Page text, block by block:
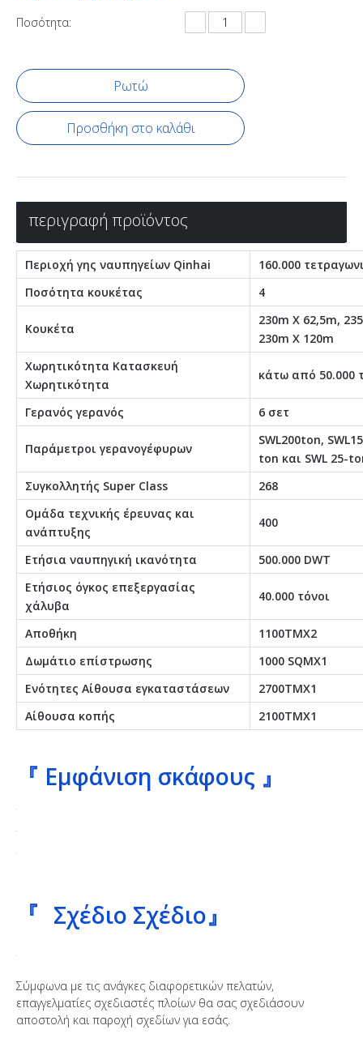
Ποσότητα:
Ρωτώ
Προσθήκη στο καλάθι
περιγραφή προϊόντος
Περιοχή γης ναυπηγείων Qinhai
160.000
Ποσότητα κουκέτας
4
Κουκέτα
230m X 62,5m,
230m X 120m
Χωρητικότητα Κατασκευή
Χωρητικότητα
κάτω από 50.000
Γερανός γερανός 6 σετ
Παράμετροι γερανογέφυρων
SWL200ton,
ton και SWL 25-
Συγκολλητής Super Class
268
Ομάδα τεχνικής έρευνας και
ανάπτυξης
400
Ετήσια ναυπηγική ικανότητα
500.000 DWT
Ετήσιος όγκος επεξεργασίας
χάλυβα
40.000 τόνοι
Αποθήκη
1100ΤΜΧ2
Δωμάτιο επίστρωσης
1000 SQMX1
Ενότητες Αίθουσα εγκαταστάσεων
2700ΤΜΧ1
Αίθουσα κοπής
2100ΤΜΧ1
『 Εμφάνιση σκάφους 』
『 Σχέδιο Σχέδιο』
Σύμφωνα με τις ανάγκες διαφορετικών πελατών,
επαγγελματίες σχεδιαστές πλοίων θα σας σχεδιάσουν
αποστολή και παροχή σχεδίων για εσάς.